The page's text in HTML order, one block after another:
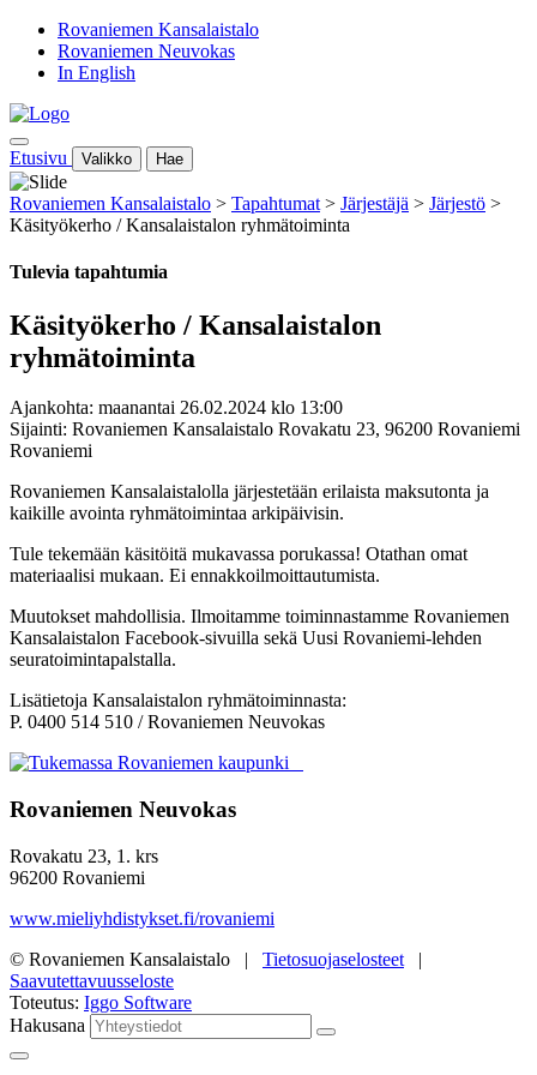
Rovaniemen Kansalaistalo
Rovaniemen Neuvokas
In English
Etusivu Valikko Hae
Rovaniemen Kansalaistalo > Tapahtumat > Järjestäjä > Järjestö >
Käsityökerho / Kansalaistalon ryhmätoiminta
Tulevia tapahtumia
Käsityökerho / Kansalaistalon
ryhmätoiminta
Ajankohta: maanantai 26.02.2024 klo 13:00
Sijainti: Rovaniemen Kansalaistalo Rovakatu 23, 96200 Rovaniemi
Rovaniemi
Rovaniemen Kansalaistalolla järjestetään erilaista maksutonta ja
kaikille avointa ryhmätoimintaa arkipäivisin.
Tule tekemään käsitöitä mukavassa porukassa! Otathan omat
materiaalisi mukaan. Ei ennakkoilmoittautumista.
Muutokset mahdollisia. Ilmoitamme toiminnastamme Rovaniemen
Kansalaistalon Facebook-sivuilla sekä Uusi Rovaniemi-lehden
seuratoimintapalstalla.
Lisätietoja Kansalaistalon ryhmätoiminnasta:
P. 0400 514 510 / Rovaniemen Neuvokas
Rovaniemen Neuvokas
Rovakatu 23, 1. krs
96200 Rovaniemi
www.mieliyhdistykset.fi/rovaniemi
© Rovaniemen Kansalaistalo | Tietosuojaselosteet |
Saavutettavuusseloste
Toteutus: Iggo Software
Hakusana